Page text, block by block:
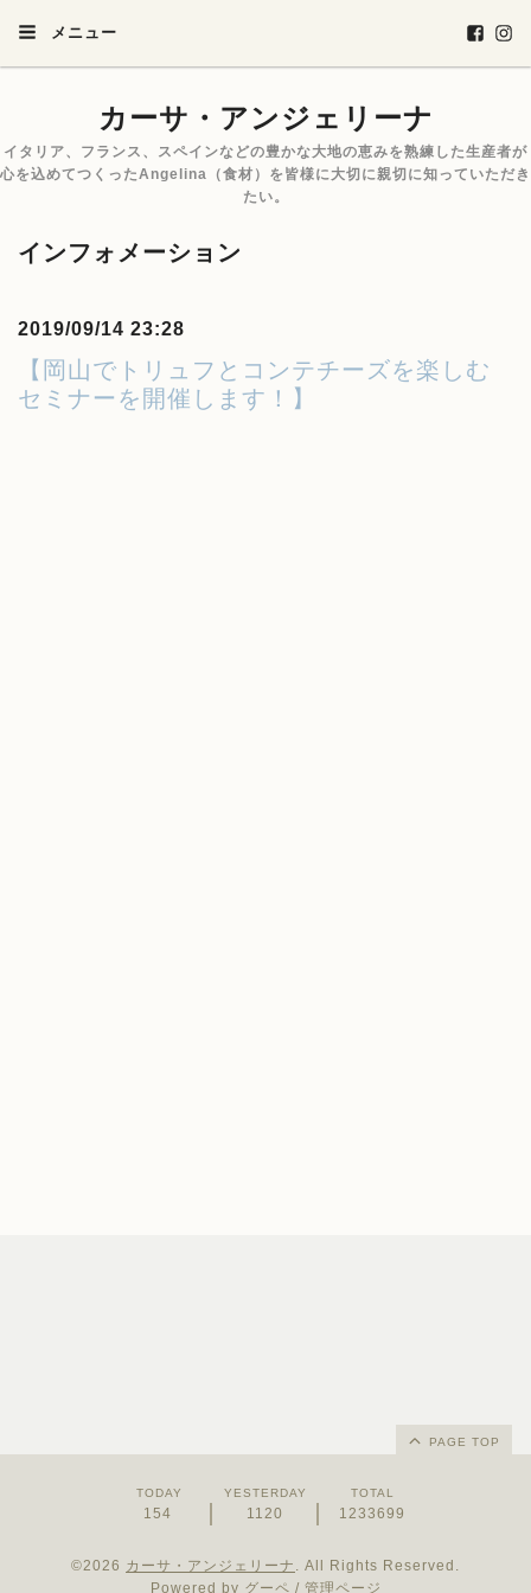
メニュー
カーサ・アンジェリーナ
イタリア、フランス、スペインなどの豊かな大地の恵みを熟練した生産者が
心を込めてつくったAngelina（食材）を皆様に大切に親切に知っていただき
たい。
インフォメーション
2019/09/14 23:28
【岡山でトリュフとコンテチーズを楽しむ
セミナーを開催します！】
PAGE TOP
TODAY
154
YESTERDAY
1120
TOTAL
1233699
©2026 カーサ・アンジェリーナ . All Rights Reserved.
Powered by グーペ / 管理ページ